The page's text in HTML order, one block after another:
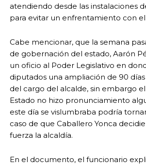
atendiendo desde las instalaciones
para evitar un enfrentamiento con
Cabe mencionar, que la semana
de gobernación del estado, Aarón
un oficio al Poder Legislativo en
diputados una ampliación de 90 días
del cargo del alcalde, sin embargo
Estado no hizo pronunciamiento
este día se vislumbraba podría
caso de que Caballero Yonca
fuerza la alcaldía.
En el documento, el funcionario